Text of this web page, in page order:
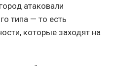
атаковали
типа — то есть
которые заходят на